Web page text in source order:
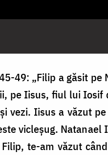
49: „Filip a găsit
pe Iisus, fiul lui
vezi. Iisus a văzut
vicleşug. Natanael
te-am văzut